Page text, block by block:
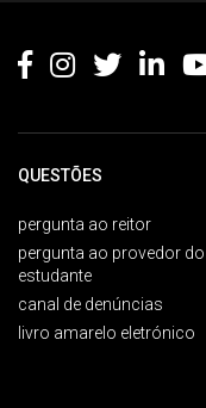
QUESTÕES
pergunta ao reitor
pergunta ao provedor do
estudante
canal de denúncias
livro amarelo eletrónico